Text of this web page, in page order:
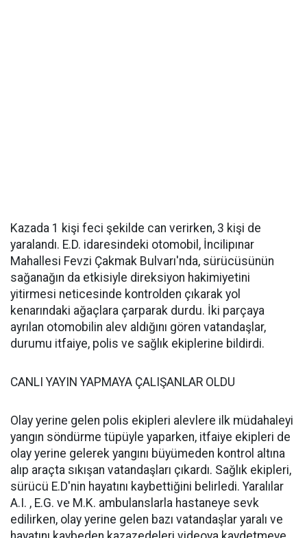
Kazada 1 kişi feci şekilde can verirken, 3 kişi de
yaralandı. E.D. idaresindeki otomobil, İncilipınar
Mahallesi Fevzi Çakmak Bulvarı'nda, sürücüsünün
sağanağın da etkisiyle direksiyon hakimiyetini
yitirmesi neticesinde kontrolden çıkarak yol
kenarındaki ağaçlara çarparak durdu. İki parçaya
ayrılan otomobilin alev aldığını gören vatandaşlar,
durumu itfaiye, polis ve sağlık ekiplerine bildirdi.
CANLI YAYIN YAPMAYA ÇALIŞANLAR OLDU
Olay yerine gelen polis ekipleri alevlere ilk müdahaleyi
yangın söndürme tüpüyle yaparken, itfaiye ekipleri de
olay yerine gelerek yangını büyümeden kontrol altına
alıp araçta sıkışan vatandaşları çıkardı. Sağlık ekipleri,
sürücü E.D'nin hayatını kaybettiğini belirledi. Yaralılar
A.I. , E.G. ve M.K. ambulanslarla hastaneye sevk
edilirken, olay yerine gelen bazı vatandaşlar yaralı ve